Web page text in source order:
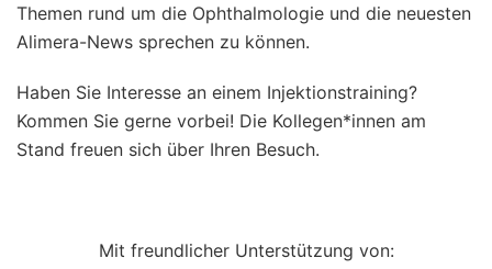
Themen rund um die Ophthalmologie und die neuesten
Alimera-News sprechen zu können.
Haben Sie Interesse an einem Injektionstraining?
Kommen Sie gerne vorbei! Die Kollegen*innen am
Stand freuen sich über Ihren Besuch.
Mit freundlicher Unterstützung von: